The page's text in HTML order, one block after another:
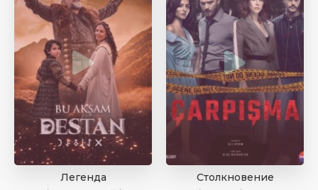
Легенда Столкновение